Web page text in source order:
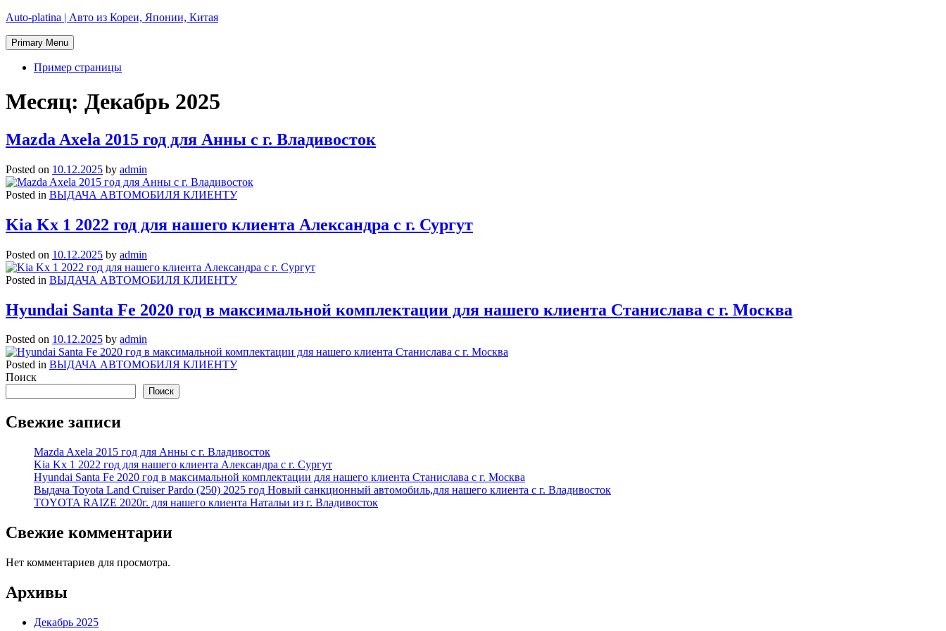
Skip
content
Auto-platina | Авто из Кореи, Японии, Китая
Primary Menu
Пример страницы
Месяц: Декабрь 2025
Mazda Axela 2015 год для Анны с г. Владивосток
Posted on 10.12.2025 by admin
Posted in ВЫДАЧА АВТОМОБИЛЯ КЛИЕНТУ
Kia Kx 1 2022 год для нашего клиента Александра с г. Сургут
Posted on 10.12.2025 by admin
Posted in ВЫДАЧА АВТОМОБИЛЯ КЛИЕНТУ
Hyundai Santa Fe 2020 год в максимальной комплектации для нашего клиента Станислава с г. Москва
Posted on 10.12.2025 by admin
Posted in ВЫДАЧА АВТОМОБИЛЯ КЛИЕНТУ
Поиск
Поиск
Свежие записи
Mazda Axela 2015 год для Анны с г. Владивосток
Kia Kx 1 2022 год для нашего клиента Александра с г. Сургут
Hyundai Santa Fe 2020 год в максимальной комплектации для нашего клиента Станислава с г. Москва
Выдача Toyota Land Cruiser Pardo (250) 2025 год Новый санкционный автомобиль,для нашего клиента с г. Владивосток
TOYOTA RAIZE 2020г. для нашего клиента Натальи из г. Владивосток
Свежие комментарии
Нет комментариев для просмотра.
Архивы
Декабрь 2025